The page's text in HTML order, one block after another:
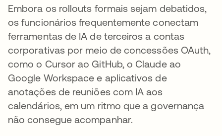
Embora os rollouts formais sejam debatidos,
os funcionários frequentemente conectam
ferramentas de IA de terceiros a contas
corporativas por meio de concessões OAuth,
como o Cursor ao GitHub, o Claude ao
Google Workspace e aplicativos de
anotações de reuniões com IA aos
calendários, em um ritmo que a governança
não consegue acompanhar.